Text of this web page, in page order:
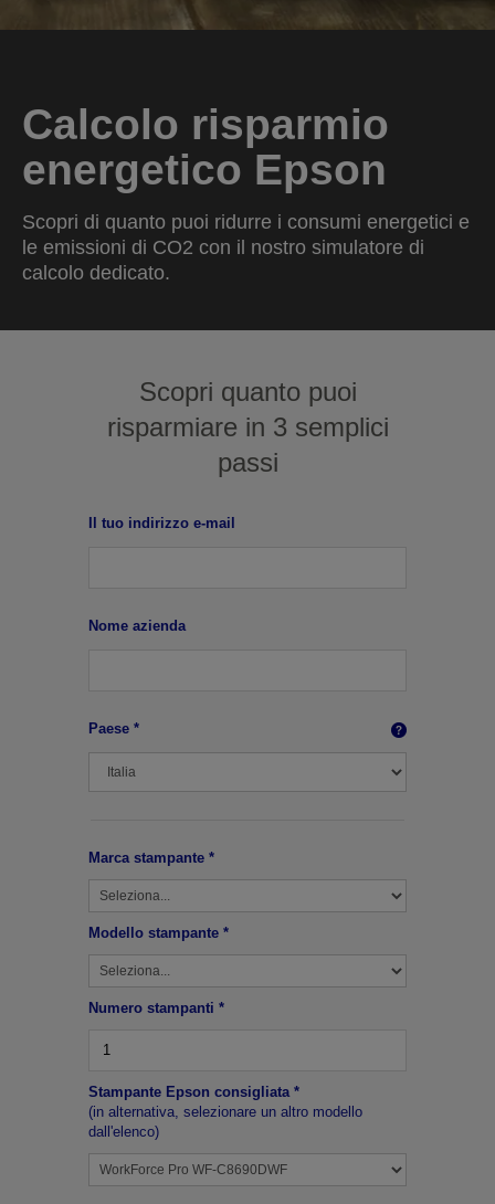
Calcolo risparmio
energetico Epson
Scopri di quanto puoi ridurre i consumi energetici e
le emissioni di CO2 con il nostro simulatore di
calcolo dedicato.
Scopri quanto puoi
risparmiare in 3 semplici
passi
Il tuo indirizzo e-mail
Nome azienda
Paese *
Marca stampante *
Modello stampante *
Numero stampanti *
Stampante Epson consigliata *
(in alternativa, selezionare un altro modello
dall'elenco)